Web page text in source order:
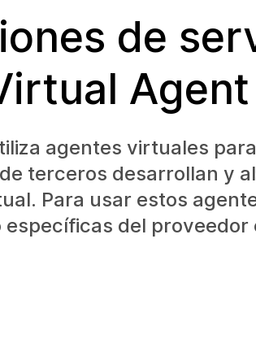
de
Agent
agentes virtuales
terceros desarrollan y
Para usar estos
del proveedor